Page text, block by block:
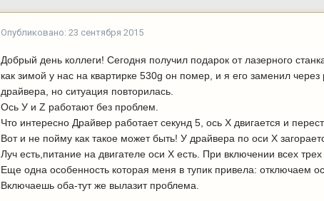
Опубликовано: 23 сентября 2015
Добрый день коллеги! Сегодня получил подарок от лазерного
как зимой у нас на квартирке 530g он помер, и я его заменил
драйвера, но ситуация повторилась.
Ось У и Z работают без проблем.
Что интересно Драйвер работает секунд 5, ось X двигается и
Вот и не пойму как такое может быть! У драйвера по оси X
Луч есть,питание на двигателе оси X есть. При включении всех
Еще одна особенность которая меня в тупик привела: отключаем
Включаешь оба-тут же вылазит проблема.